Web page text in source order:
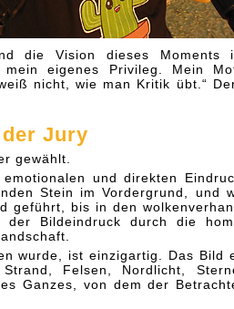
die Vision dieses Moments
eigenes Privileg. Mein
nicht, wie man Kritik übt.“
Jury
gewählt.
und direkten
Stein im Vordergrund, und
geführt, bis in den
Bildeindruck durch die
wurde, ist einzigartig. Das Bild
Felsen, Nordlicht,
Ganzes, von dem der